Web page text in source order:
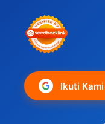
Ikuti